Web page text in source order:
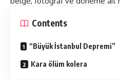
Contents
“Büyük İstanbul Depremi”
Kara ölüm kolera